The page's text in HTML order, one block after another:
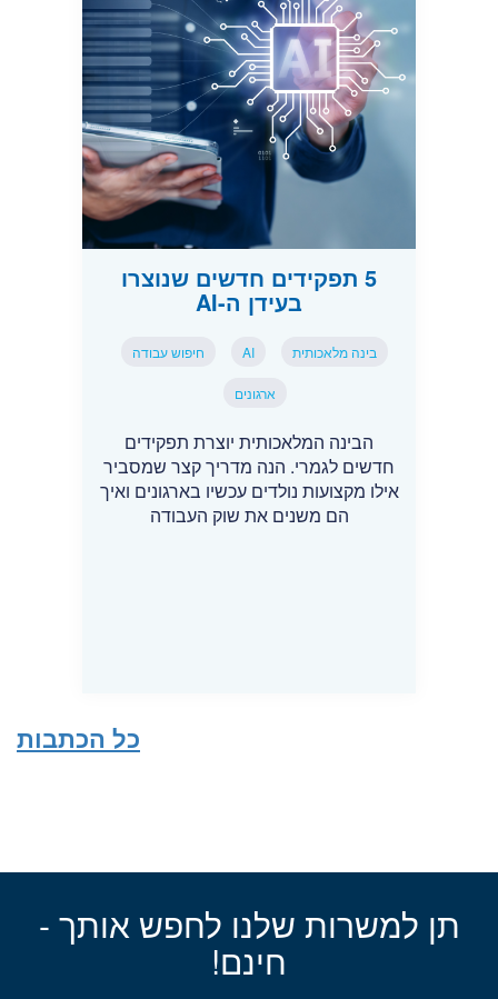
5 תפקידים חדשים שנוצרו
בעידן ה-AI
בינה מלאכותית AI חיפוש עבודה
ארגונים
הבינה המלאכותית יוצרת תפקידים
חדשים לגמרי. הנה מדריך קצר שמסביר
אילו מקצועות נולדים עכשיו בארגונים ואיך
הם משנים את שוק העבודה
כל הכתבות
תן למשרות שלנו לחפש אותך -
חינם!